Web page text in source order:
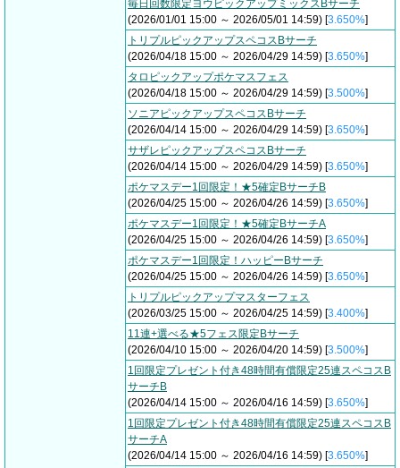
毎日回数限定ヨウピックアップミックスBサーチ
(2026/01/01 15:00 ～ 2026/05/01 14:59) [3.650%]
トリプルピックアップスペコスBサーチ
(2026/04/18 15:00 ～ 2026/04/29 14:59) [3.650%]
タロピックアップポケマスフェス
(2026/04/18 15:00 ～ 2026/04/29 14:59) [3.500%]
ソニアピックアップスペコスBサーチ
(2026/04/14 15:00 ～ 2026/04/29 14:59) [3.650%]
サザレピックアップスペコスBサーチ
(2026/04/14 15:00 ～ 2026/04/29 14:59) [3.650%]
ポケマスデー1回限定！★5確定BサーチB
(2026/04/25 15:00 ～ 2026/04/26 14:59) [3.650%]
ポケマスデー1回限定！★5確定BサーチA
(2026/04/25 15:00 ～ 2026/04/26 14:59) [3.650%]
ポケマスデー1回限定！ハッピーBサーチ
(2026/04/25 15:00 ～ 2026/04/26 14:59) [3.650%]
トリプルピックアップマスターフェス
(2026/03/25 15:00 ～ 2026/04/25 14:59) [3.400%]
11連+選べる★5フェス限定Bサーチ
(2026/04/10 15:00 ～ 2026/04/20 14:59) [3.500%]
1回限定プレゼント付き48時間有償限定25連スペコスB
サーチB
(2026/04/14 15:00 ～ 2026/04/16 14:59) [3.650%]
1回限定プレゼント付き48時間有償限定25連スペコスB
サーチA
(2026/04/14 15:00 ～ 2026/04/16 14:59) [3.650%]